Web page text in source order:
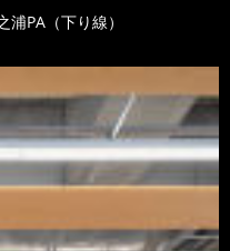
PA（下り線）